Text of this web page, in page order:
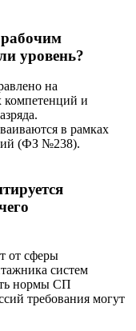
рабочим
уровень?
на
компетенций и
в рамках
(ФЗ №238).
от сферы
систем
нормы СП
требования могут